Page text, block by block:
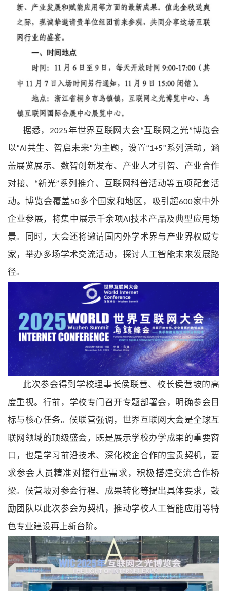
据悉，2025年世界互联网大会“互联网之光”博览会
以“AI 共生、智启未来”为主题，设置“1+5”系列活动，涵
盖展览展示、数智创新发布、产业人才引智、产业合作
对接、
“新光”系列推介、互联网科普活动等五项配套活
动。博览会覆盖50多个国家和地区，吸引超600家中外
企业参展，将集中展示千余项AI 技术产品及典型应用场
景。同时，大会还将邀请国内外学术界与产业界权威专
家，举办多场学术交流活动，探讨人工智能未来发展路
径。
此次参会得到学校理事长侯联营、校长侯营坡的高
度重视。行前，学校专门召开专题部署会，明确参会目
标与核心任务。侯联营强调，世界互联网大会是全球互
联网领域的顶级盛会，既是展示学校办学成果的重要窗
口，也是学习前沿技术、深化校企合作的宝贵契机，要
求参会人员精准对接行业需求，积极搭建交流合作桥
梁。侯营坡对参会行程、成果转化等提出具体要求，鼓
励团队以此次参会为契机，推动学校人工智能应用等特
色专业建设再上新台阶。